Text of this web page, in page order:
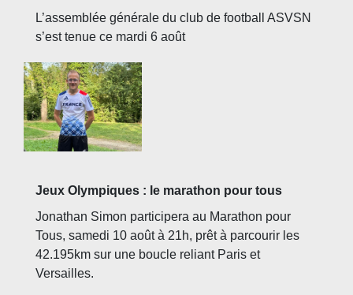
L’assemblée générale du club de football ASVSN
s’est tenue ce mardi 6 août
Jeux Olympiques : le marathon pour tous
Jonathan Simon participera au Marathon pour
Tous, samedi 10 août à 21h, prêt à parcourir les
42.195km sur une boucle reliant Paris et
Versailles.